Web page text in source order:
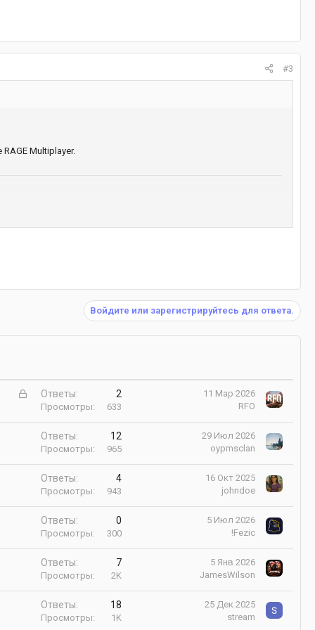
#3
Multiplayer.
и готовы поддерживать свежие взгляды!
нашему тимлидеру. ]
Войдите или зарегистрируйтесь для ответа.
З
к
Ответы 2
Просмотры 633
11 Мар 2026
RFO
Ответы 12
Просмотры 965
29 Июл 2026
oypmsclan
Ответы 4
Просмотры 943
16 Окт 2025
johndoe
Ответы 0
Просмотры 300
5 Июл 2026
!Fezic
Ответы 7
Просмотры 2K
5 Янв 2026
JamesWilson
Ответы 18
Просмотры 1K
25 Дек 2025
stream